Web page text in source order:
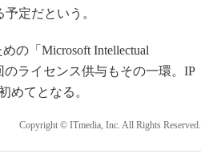
定だという。
の「Microsoft Intellectual
のライセンス供与もその一環。IP
めてとなる。
Copyright © ITmedia, Inc. All Rights Reserved.